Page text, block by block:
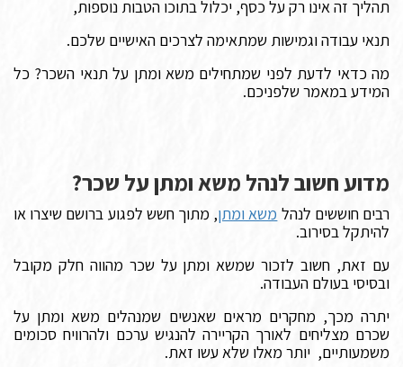
תהליך זה אינו רק על כסף, יכלול בתוכו הטבות נוספות,
תנאי עבודה וגמישות שמתאימה לצרכים האישיים שלכם.
מה כדאי לדעת לפני שמתחילים משא ומתן על תנאי השכר? כל
המידע במאמר שלפניכם.
מדוע חשוב לנהל משא ומתן על שכר?
רבים חוששים לנהל משא ומתן, מתוך חשש לפגוע ברושם שיצרו או
להיתקל בסירוב.
עם זאת, חשוב לזכור שמשא ומתן על שכר מהווה חלק מקובל
ובסיסי בעולם העבודה.
יתרה מכך, מחקרים מראים שאנשים שמנהלים משא ומתן על
שכרם מצליחים לאורך הקריירה להנגיש ערכם ולהרוויח סכומים
משמעותיים, יותר מאלו שלא עשו זאת.